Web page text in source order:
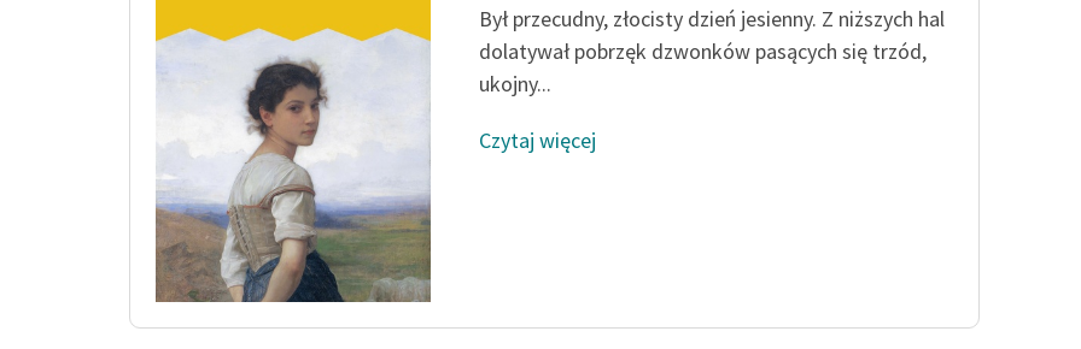
Był przecudny, złocisty dzień jesienny. Z niższych hal
dolatywał pobrzęk dzwonków pasących się trzód,
ukojny...
Czytaj więcej